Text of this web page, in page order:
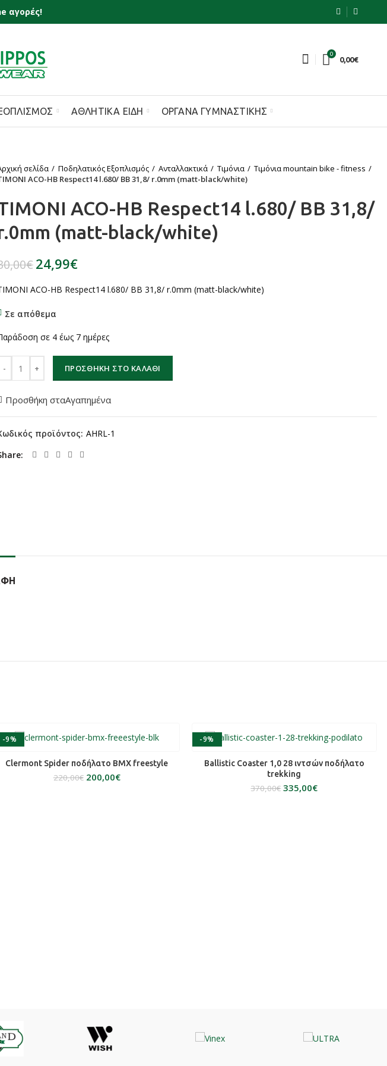
αγορές!
0
0,00€
ΑΘΛΗΤΙΚΆ ΕΊΔΗ ΌΡΓΑΝΑ ΓΥΜΝΑΣΤΙΚΉΣ
σελίδα Ποδηλατικός Εξοπλισμός Ανταλλακτικά Τιμόνια
Τιμόνια mountain bike - fitness
ACO-HB Respect14 l.680/ BB 31,8/ r.0mm (matt-black/white)
ACO-HB Respect14 l.680/ BB 31,8/
(matt-black/white)
€24,99€
ACO-HB Respect14 l.680/ BB 31,8/ r.0mm (matt-black/white)
Σε απόθεμα
σε 4 έως 7 ημέρες
ΠΡΟΣΘΉΚΗ ΣΤΟ ΚΑΛΆΘΙ
Προσθήκη σταΑγαπημένα
προϊόντος: AHRL-1
-9%
SOLD OUTΔΙΑΒΆΣΤΕ ΠΕΡΙΣΣΌΤΕΡΑ
Clermont Spider ποδήλατο BMX freestyle
220,00€ 200,00€
-9%
ΕΠΙΛΟΓΉ
Ballistic Coaster 1,0 28 ιντσών ποδήλατο
trekking
370,00€ 335,00€